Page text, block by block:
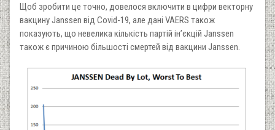
Щоб зробити це точно, довелося включити в цифри векторну
вакцину Janssen від Covid-19, але дані VAERS також
показують, що невелика кількість партій ін’єкцій Janssen
також є причиною більшості смертей від вакцини Janssen.